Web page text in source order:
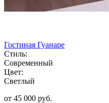
Гостиная Гуанаре
Стиль:
Современный
Цвет:
Светлый
от 45 000 руб.